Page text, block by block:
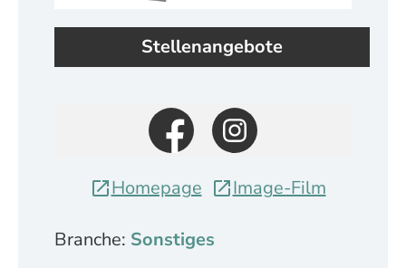
Stellenangebote
Homepage Image-Film
Branche: Sonstiges